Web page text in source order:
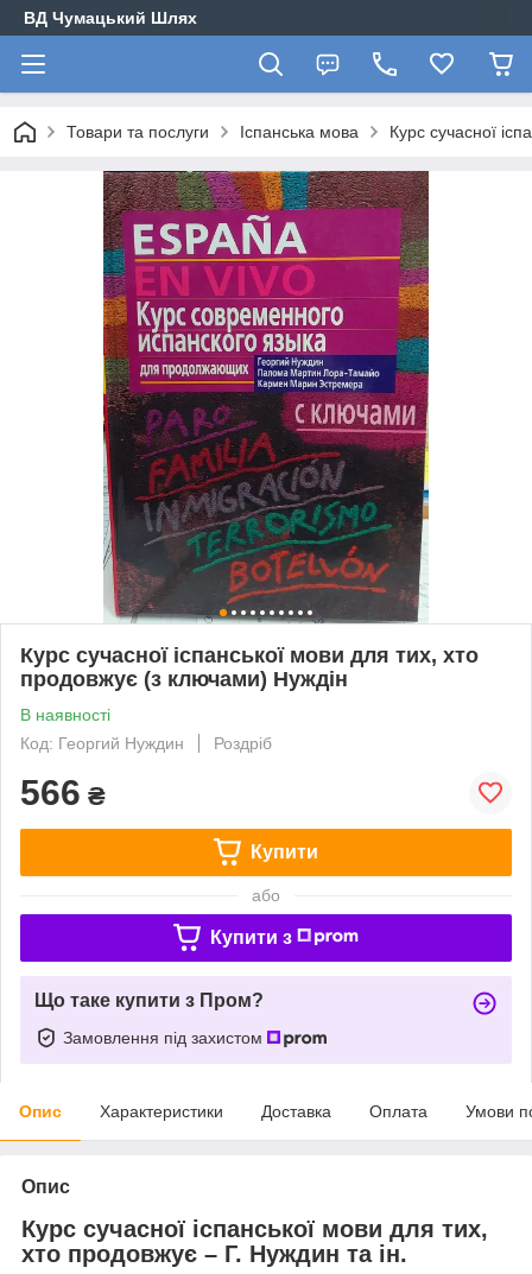
ВД Чумацький Шлях
Товари та послуги Іспанська мова Курс сучасної
Курс сучасної іспанської мови для тих, хто
продовжує (з ключами) Нуждін
В наявності
Код: Георгий Нуждин
Роздріб
566 ₴
Купити
або
Купити з
Що таке купити з Пром?
Замовлення під захистом
Опис Характеристики Доставка Оплата Умови
Опис
Курс сучасної іспанської мови для тих,
хто продовжує – Г. Нуждин та ін.